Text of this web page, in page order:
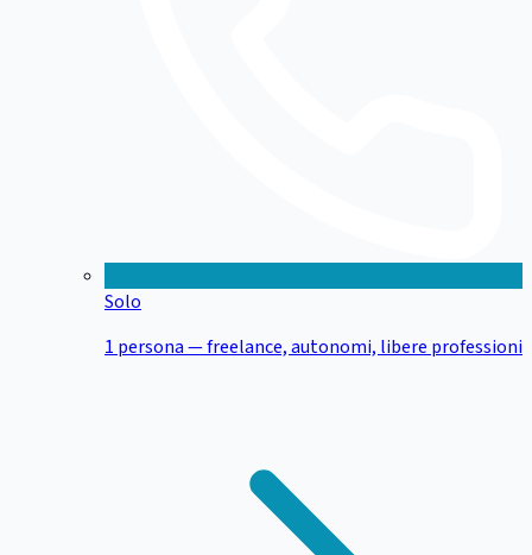
Solo
1 persona — freelance, autonomi, libere professioni